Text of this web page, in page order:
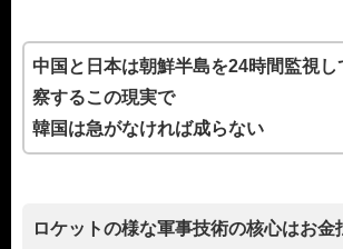
中国と日本は朝鮮半島を24時間監視し
察するこの現実で
韓国は急がなければ成らない
ロケットの様な軍事技術の核心はお金